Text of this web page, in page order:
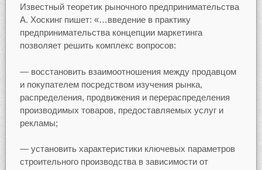
Известный теоретик рыночного предпринимательства
А. Хоскинг пишет: «…введение в практику
предпринимательства концепции маркетинга
позволяет решить комплекс вопросов:
— восстановить взаимоотношения между продавцом
и покупателем посредством изучения рынка,
распределения, продвижения и перераспределения
производимых товаров, предоставляемых услуг и
рекламы;
— установить характеристики ключевых параметров
строительного производства в зависимости от